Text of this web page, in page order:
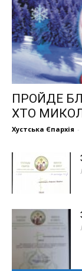
ПРОЙДЕ
ХТО
Хустська Єпархія -